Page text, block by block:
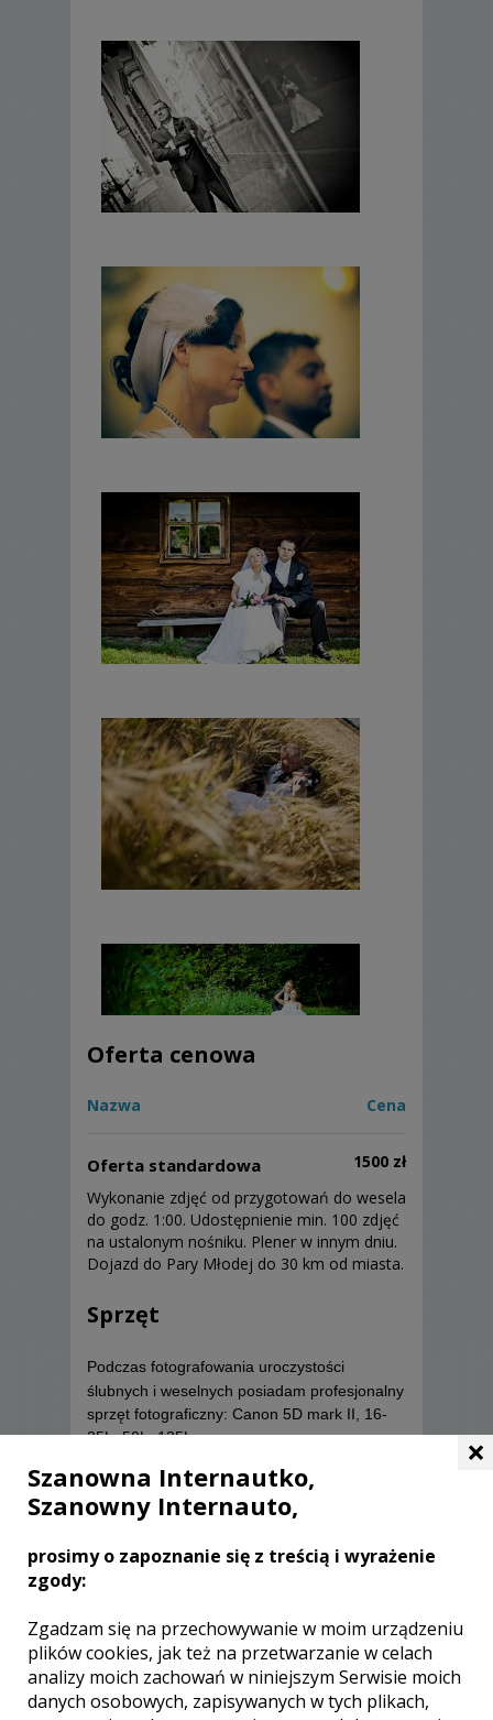
Oferta cenowa
Nazwa Cena
Oferta standardowa
1500 zł
Wykonanie zdjęć od przygotowań do wesela
do godz. 1:00. Udostępnienie min. 100 zdjęć
na ustalonym nośniku. Plener w innym dniu.
Dojazd do Pary Młodej do 30 km od miasta.
Sprzęt
Podczas fotografowania uroczystości
ślubnych i weselnych posiadam profesjonalny
sprzęt fotograficzny: Canon 5D mark II, 16-
35L, 50L, 135L…
[ brak komentarzy ]
×
Szanowna Internautko,
Szanowny Internauto,
prosimy o zapoznanie się z treścią i wyrażenie
zgody:
Zgadzam się na przechowywanie w moim urządzeniu
plików cookies, jak też na przetwarzanie w celach
analizy moich zachowań w niniejszym Serwisie moich
danych osobowych, zapisywanych w tych plikach,